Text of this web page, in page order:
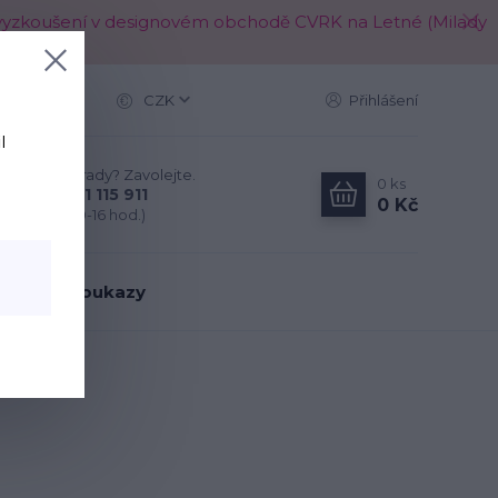
v designovém obchodě CVRK na Letné (Milady
CZK Přihlášení
Nevíte si rady? Zavolejte.
+420 721 115 911
(Po-Pá, 10-16 hod.)
0 ks
0 Kč
poukazy